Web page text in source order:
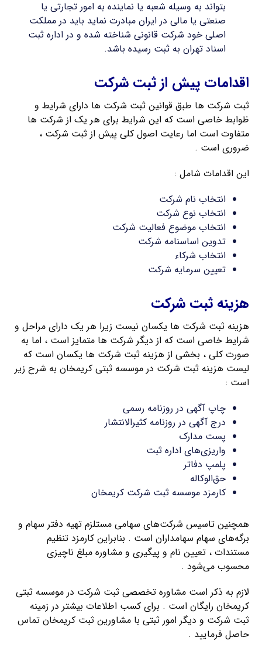
بتواند به وسیله شعبه یا نماینده به امور تجارتی یا
صنعتی یا مالی در ایران مبادرت نماید باید در مملکت
اصلی خود شرکت قانونی شناخته شده و در اداره ثبت
اسناد تهران به ثبت رسیده باشد.
اقدامات پیش از ثبت شرکت
ثبت شرکت ها طبق قوانین ثبت شرکت ها دارای شرایط و
ظوابط خاصی است که این شرایط برای هر یک از شرکت ها
متفاوت است اما رعایت اصول کلی پیش از ثبت شرکت ،
ضروری است .
این اقدامات شامل :
انتخاب نام شرکت
انتخاب نوع شرکت
انتخاب موضوع فعالیت شرکت
تدوین اساسنامه شرکت
انتخاب شرکاء
تعیین سرمایه شرکت
هزینه ثبت شرکت
هزینه ثبت شرکت ها یکسان نیست زیرا هر یک دارای مراحل و
شرایط خاصی است که از دیگر شرکت ها متمایز است ، اما به
صورت کلی ، بخشی از هزینه ثبت شرکت ها یکسان است که
لیست هزینه ثبت شرکت در موسسه ثبتی کریمخان به شرح زیر
است :
چاپ آگهی در روزنامه رسمی
درج آگهی در روزنامه کثیرالانتشار
پست مدارک
واریزی‌های اداره ثبت
پلمپ دفاتر
حق‌الوکاله
کارمزد موسسه ثبت شرکت کریمخان
همچنین تاسیس شرکت‌های سهامی مستلزم تهیه دفتر سهام و
برگه‌های سهام سهامداران است . بنابراین کارمزد تنظیم
مستندات ، تعیین نام و پیگیری و مشاوره مبلغ ناچیزی
محسوب می‌شود .
لازم به ذکر است مشاوره تخصصی ثبت شرکت در موسسه ثبتی
کریمخان رایگان است . برای کسب اطلاعات بیشتر در زمینه
ثبت شرکت و دیگر امور ثبتی با مشاورین ثبت کریمخان تماس
حاصل فرمایید .